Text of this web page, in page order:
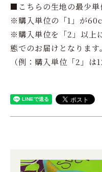
■こちらの生地の最少
※購入単位の「1」が
※購入単位を「2」以上
態でのお届けとなります。
（例：購入単位「2」は